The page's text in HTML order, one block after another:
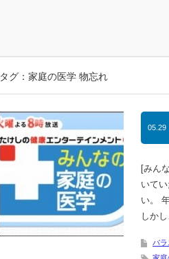
タグ：家庭の医学 物忘れ
05.29
[みん
いて
い。
しか
バラ